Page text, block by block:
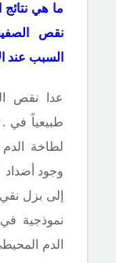
ما هي
نقص
السبب عند
عدا نقص
طبيعياً في
لطاخة
وجود
إلى بزل
نموذجية
الدم